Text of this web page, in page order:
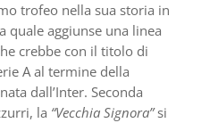
trofeo nella sua storia in
quale aggiunse una linea
crebbe con il titolo di
A al termine della
dall’Inter. Seconda
la “Vecchia Signora”si